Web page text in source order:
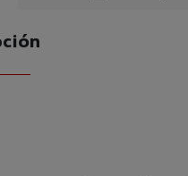
CANTIDAD